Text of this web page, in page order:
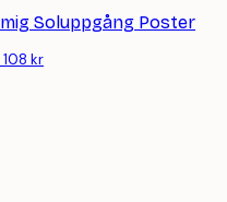
Soluppgång Poster
kr